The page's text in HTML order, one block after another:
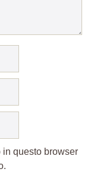
questo browser